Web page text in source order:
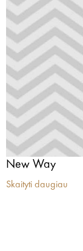
New Way
Skaityti daugiau